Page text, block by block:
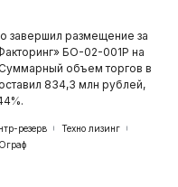
завершил размещение за
БО-02-001P на
объем торгов в
834,3 млн рублей,
резерв
Техно лизинг